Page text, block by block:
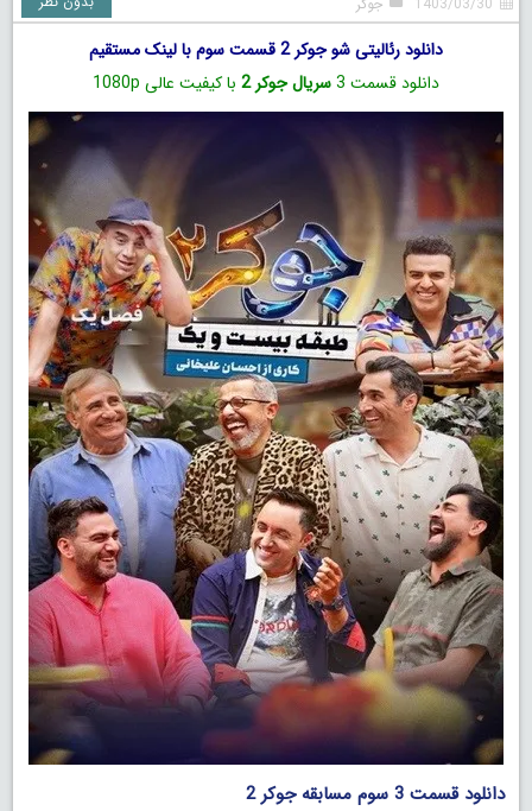
دانلود رئالیتی‌ شو جوکر 2 قسمت سوم با لینک مستقیم
دانلود قسمت 3
سریال جوکر 2 با کیفیت عالی 1080p
دانلود قسمت 3 سوم مسابقه جوکر 2